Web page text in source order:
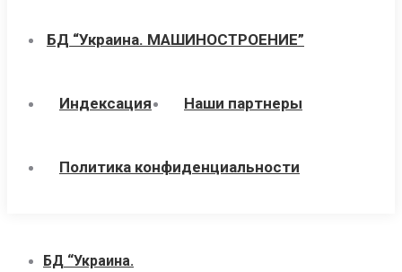
БД “Украина. МАШИНОСТРОЕНИЕ”
Индекcация Наши партнеры
Политика конфиденциальности
БД “Украина.